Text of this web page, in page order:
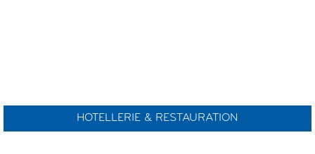
HOTELLERIE & RESTAURATION